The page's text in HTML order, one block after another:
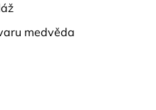
medvěda